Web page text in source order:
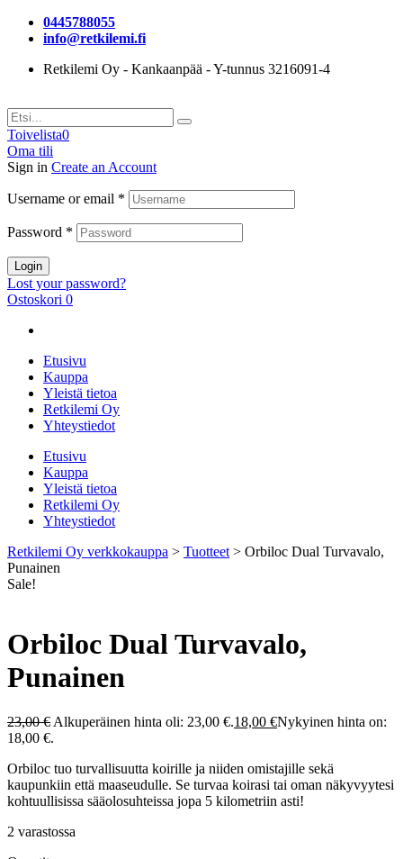
0445788055
info@retkilemi.fi
Retkilemi Oy - Kankaanpää - Y-tunnus 3216091-4
Toivelista0
Oma tili
Sign in Create an Account
Username or email *
Password *
Login
Lost your password?
Ostoskori 0
Etusivu
Kauppa
Yleistä tietoa
Retkilemi Oy
Yhteystiedot
Etusivu
Kauppa
Yleistä tietoa
Retkilemi Oy
Yhteystiedot
Retkilemi Oy verkkokauppa > Tuotteet > Orbiloc Dual Turvavalo,
Punainen
Sale!
Orbiloc Dual Turvavalo,
Punainen
23,00€ Alkuperäinen hinta oli: 23,00 €.18,00 €Nykyinen hinta on:
18,00 €.
Orbiloc tuo turvallisuutta koirille ja niiden omistajille sekä
kaupunkiin että maaseudulle. Se turvaa koirasi tai oman näkyvyytesi
kohtuullisissa sääolosuhteissa jopa 5 kilometriin asti!
2 varastossa